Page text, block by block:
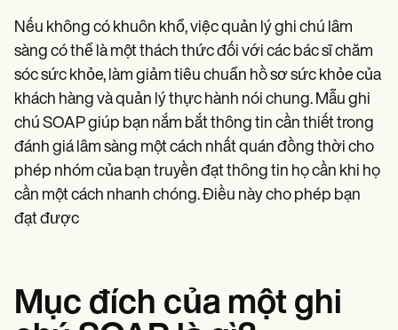
Webinars
Switch to Carepatron
Become a Partner
Pricing
Why Carepatron?
Login
Get started
Nếu không có khuôn khổ, việc quản lý ghi chú lâm
sàng có thể là một thách thức đối với các bác sĩ chăm
sóc sức khỏe, làm giảm tiêu chuẩn hồ sơ sức khỏe của
khách hàng và quản lý thực hành nói chung. Mẫu ghi
chú SOAP giúp bạn nắm bắt thông tin cần thiết trong
đánh giá lâm sàng một cách nhất quán đồng thời cho
phép nhóm của bạn truyền đạt thông tin họ cần khi họ
cần một cách nhanh chóng. Điều này cho phép bạn
đạt được
Mục đích của một ghi